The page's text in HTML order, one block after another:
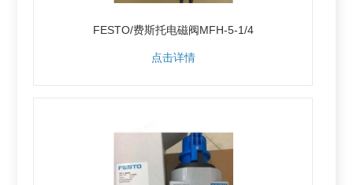
FESTO/费斯托电磁阀MFH-5-1/4
点击详情